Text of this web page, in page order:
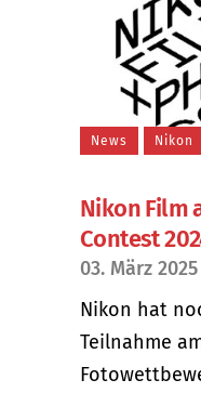
News Nikon
Nikon Film
Contest
03. März 2025
Nikon hat
Teilnahme